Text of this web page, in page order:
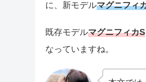
に、新モデルマグニフィ
既存モデルマグニフィカS
なっていますね。